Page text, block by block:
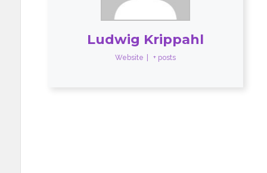
Ludwig Krippahl
Website + posts